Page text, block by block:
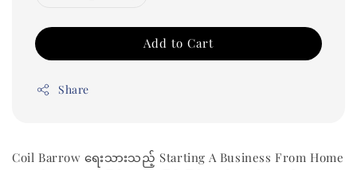
Add to Cart
Share
Coil Barrow ရေးသားသည့် Starting A Business From Home